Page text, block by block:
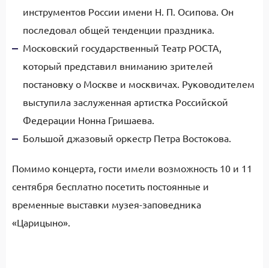
инструментов России имени Н. П. Осипова. Он
последовал общей тенденции праздника.
Московский государственный Театр РОСТА,
который представил вниманию зрителей
постановку о Москве и москвичах. Руководителем
выступила заслуженная артистка Российской
Федерации Нонна Гришаева.
Большой джазовый оркестр Петра Востокова.
Помимо концерта, гости имели возможность 10 и 11
сентября бесплатно посетить постоянные и
временные выставки музея-заповедника
«Царицыно».